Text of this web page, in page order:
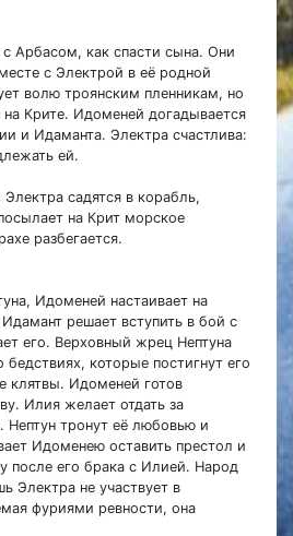
Арбасом, как спасти сына. Они
с Электрой в её родной
волю троянским пленникам, но
на Крите. Идоменей догадывается
и Идаманта. Электра счастлива:
ей.
садятся в корабль,
на Крит морское
разбегается.
Идоменей настаивает на
решает вступить в бой с
его. Верховный жрец Нептуна
которые постигнут его
клятвы. Идоменей готов
Илия желает отдать за
Нептун тронут её любовью и
Идоменею оставить престол и
после его брака с Илией. Народ
Электра не участвует в
фуриями ревности, она